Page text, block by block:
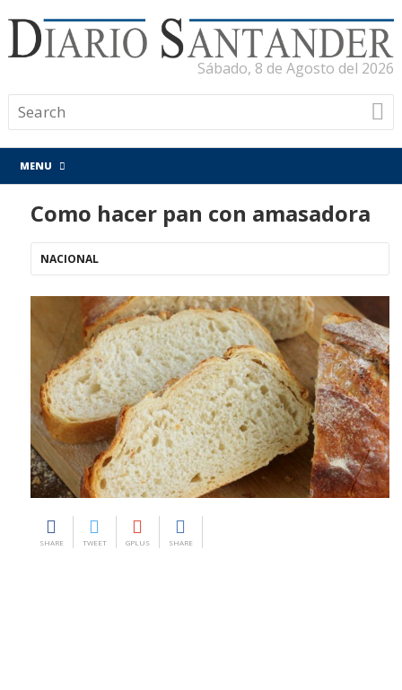
Sábado, 8 de Agosto del 2026
MENU
Como hacer pan con amasadora
NACIONAL
SHARE TWEET GPLUS SHARE